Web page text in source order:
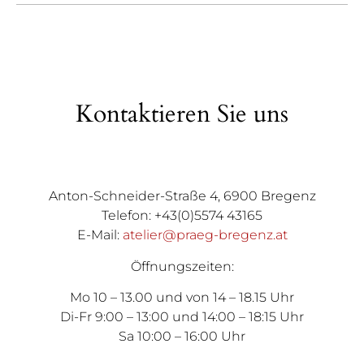
Kontaktieren Sie uns
Anton-Schneider-Straße 4, 6900 Bregenz
Telefon: +43(0)5574 43165
E-Mail: atelier@praeg-bregenz.at
Öffnungszeiten:
Mo 10 – 13.00 und von 14 – 18.15 Uhr
Di-Fr 9:00 – 13:00 und 14:00 – 18:15 Uhr
Sa 10:00 – 16:00 Uhr